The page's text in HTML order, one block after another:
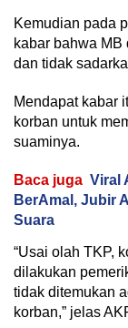
Kemudian pada
kabar bahwa
dan tidak
Mendapat kabar
korban untuk
suaminya.
Baca juga Viral
BerAmal, Jubir
Suara
“Usai olah TKP,
dilakukan
tidak ditemukan
korban,” jelas